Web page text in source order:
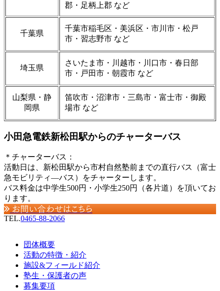
郡・足柄上郡 など
千葉県
千葉市稲毛区・美浜区・市川市・松戸
市・習志野市 など
埼玉県
さいたま市・川越市・川口市・春日部
市・戸田市・朝霞市 など
山梨県・静
岡県
笛吹市・沼津市・三島市・富士市・御殿
場市 など
小田急電鉄新松田駅からのチャーターバス
＊チャーターバス：
活動日は、新松田駅から市村自然塾前までの直行バス（富士
急モビリティ―バス）をチャーターします。
バス料金は中学生500円・小学生250円（各片道）を頂いてお
ります。
お問い合わせはこちら
TEL.0465-88-2066
団体概要
活動の特徴・紹介
施設&フィールド紹介
塾生・保護者の声
募集要項